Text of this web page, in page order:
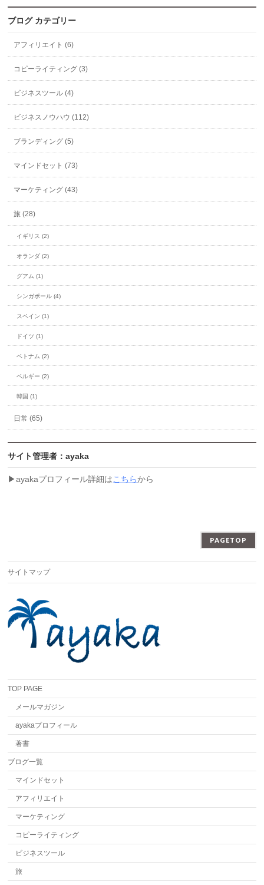
ブログ カテゴリー
アフィリエイト (6)
コピーライティング (3)
ビジネスツール (4)
ビジネスノウハウ (112)
ブランディング (5)
マインドセット (73)
マーケティング (43)
旅 (28)
イギリス (2)
オランダ (2)
グアム (1)
シンガポール (4)
スペイン (1)
ドイツ (1)
ベトナム (2)
ベルギー (2)
韓国 (1)
日常 (65)
サイト管理者：ayaka
▶︎ayakaプロフィール詳細はこちらから
PAGETOP
サイトマップ
TOP PAGE
メールマガジン
ayakaプロフィール
著書
ブログ一覧
マインドセット
アフィリエイト
マーケティング
コピーライティング
ビジネスツール
旅